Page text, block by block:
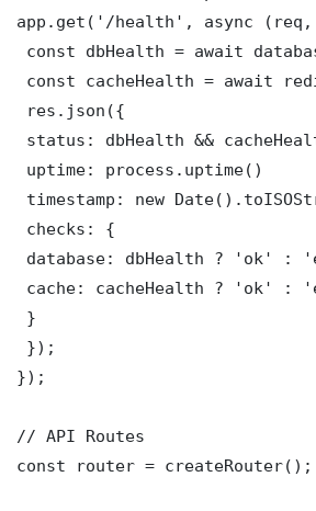
app.get('/health', async
const dbHealth = await
const cacheHealth = await
res.json({
status: dbHealth &&
uptime: process.uptime()
timestamp: new
checks: {
database: dbHealth ? 'ok' :
cache: cacheHealth ? 'ok' :
}
});
});
// API Routes
const router = createRouter();